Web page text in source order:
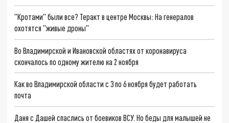
"Кротами" были все? Теракт в центре Москвы: На генералов
охотятся "живые дроны"
Во Владимирской и Ивановской областях от коронавируса
скончалось по одному жителю на 2 ноября
Как во Владимирской области с 3 по 6 ноября будет работать
почта
Даня с Дашей спаслись от боевиков ВСУ. Но беды для малышей не